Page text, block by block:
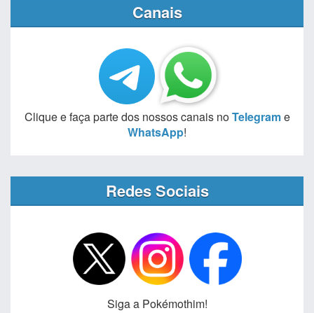
Canais
Clique e faça parte dos nossos canais noTelegrame
WhatsApp!
Redes Sociais
Siga a Pokémothim!